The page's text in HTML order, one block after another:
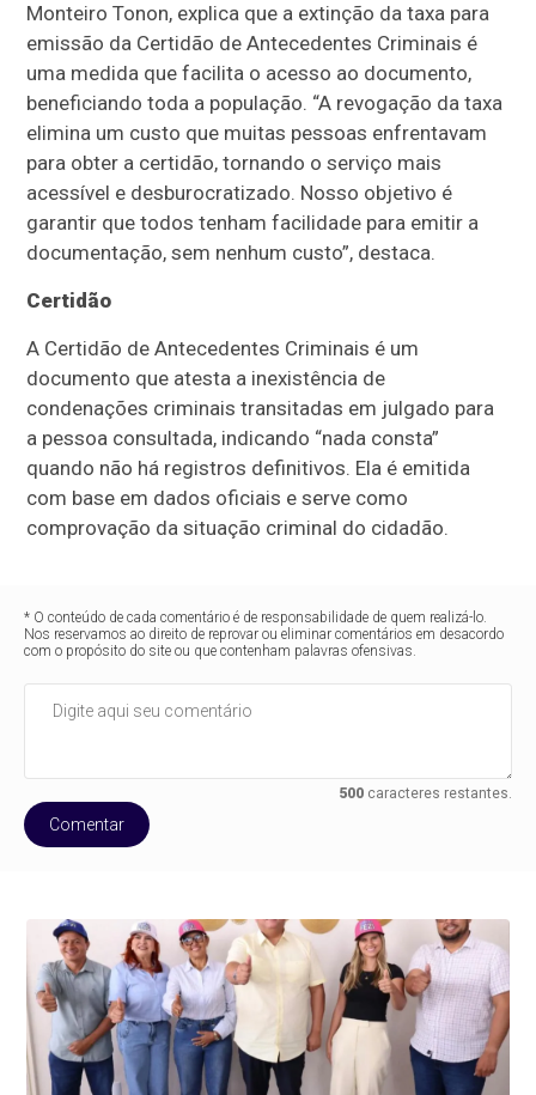
Monteiro Tonon, explica que a extinção da taxa para
emissão da Certidão de Antecedentes Criminais é
uma medida que facilita o acesso ao documento,
beneficiando toda a população. “A revogação da taxa
elimina um custo que muitas pessoas enfrentavam
para obter a certidão, tornando o serviço mais
acessível e desburocratizado. Nosso objetivo é
garantir que todos tenham facilidade para emitir a
documentação, sem nenhum custo”, destaca.
Certidão
A Certidão de Antecedentes Criminais é um
documento que atesta a inexistência de
condenações criminais transitadas em julgado para
a pessoa consultada, indicando “nada consta”
quando não há registros definitivos. Ela é emitida
com base em dados oficiais e serve como
comprovação da situação criminal do cidadão.
* O conteúdo de cada comentário é de responsabilidade de quem realizá-lo.
Nos reservamos ao direito de reprovar ou eliminar comentários em desacordo
com o propósito do site ou que contenham palavras ofensivas.
500caracteres restantes.
Comentar